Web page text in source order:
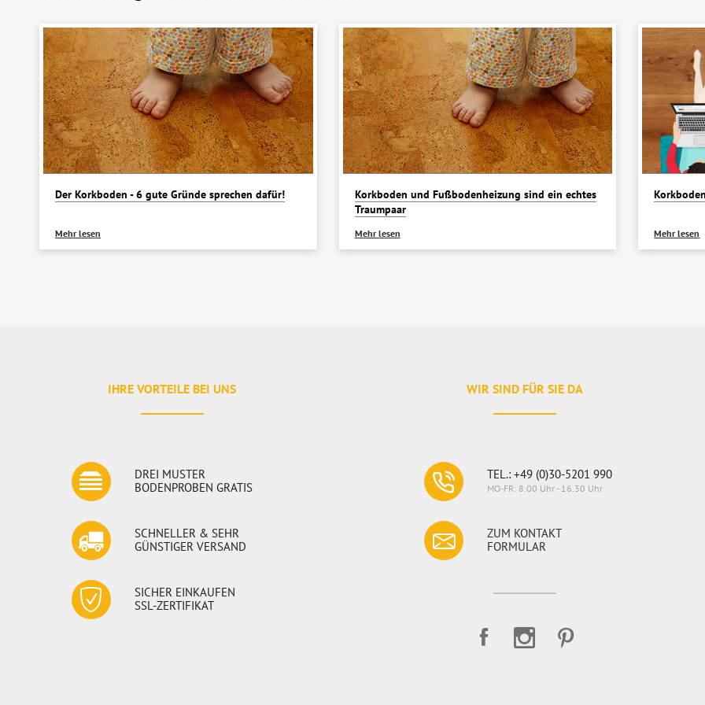
Der Korkboden - 6 gute Gründe sprechen dafür!
Mehr lesen
Korkboden und Fußbodenheizung sind ein echtes
Traumpaar
Mehr lesen Mehr lesen
IHRE VORTEILE BEI UNS
DREI MUSTER
BODENPROBEN GRATIS
SCHNELLER & SEHR
GÜNSTIGER VERSAND
SICHER EINKAUFEN
SSL-ZERTIFIKAT
WIR SIND FÜR SIE DA
TEL.: +49 (0)30-5201 990
MO-FR: 8.00 Uhr - 16.30 Uhr
ZUM KONTAKT
FORMULAR